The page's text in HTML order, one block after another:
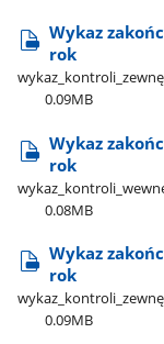
Wykaz
rok
0.09MB
Wykaz
rok
0.08MB
Wykaz
rok
0.09MB